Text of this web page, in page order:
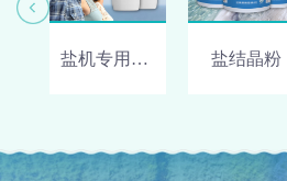
盐机专用呼吸盐 盐结晶粉